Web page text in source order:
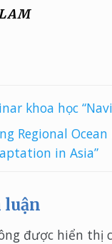
khoa học
Regional Ocean
in Asia”
luận
được hiển thị